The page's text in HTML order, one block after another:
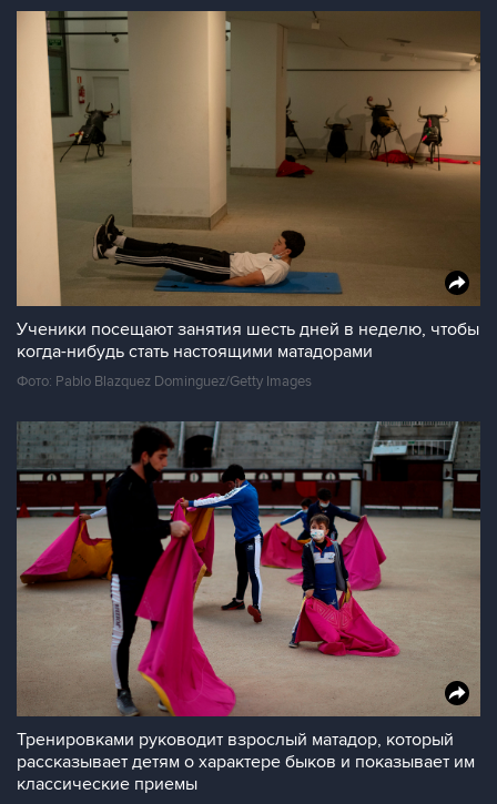
Ученики посещают занятия шесть дней в неделю, чтобы
когда-нибудь стать настоящими матадорами
Фото: Pablo Blazquez Dominguez/Getty Images
Тренировками руководит взрослый матадор, который
рассказывает детям о характере быков и показывает им
классические приемы